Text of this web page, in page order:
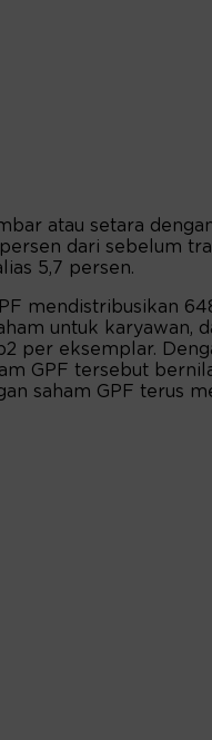
atau setara
dari sebelum
5,7 persen.
mendistribusikan
untuk karyawan,
per eksemplar.
GPF tersebut
saham GPF terus